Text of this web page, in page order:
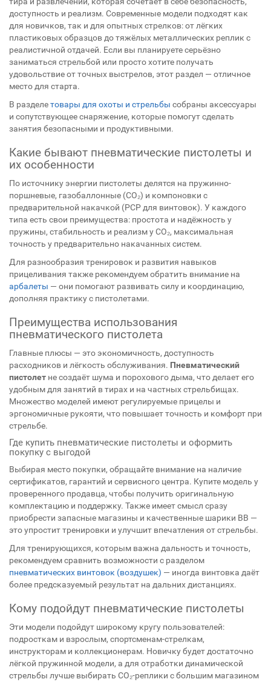
доступность и реализм. Современные модели подходят как
для новичков, так и для опытных стрелков: от лёгких
пластиковых образцов до тяжёлых металлических реплик с
реалистичной отдачей. Если вы планируете серьёзно
заниматься стрельбой или просто хотите получать
удовольствие от точных выстрелов, этот раздел — отличное
место для старта.
В разделетовары для охоты и стрельбы собраны аксессуары
и сопутствующее снаряжение, которые помогут сделать
занятия безопасными и продуктивными.
Какие бывают пневматические пистолеты и
их особенности
По источнику энергии пистолеты делятся на пружинно-
поршневые, газобаллонные (CO₂) и компоновки с
предварительной накачкой (PCP для винтовок). У каждого
типа есть свои преимущества: простота и надёжность у
пружины, стабильность и реализм у CO₂, максимальная
точность у предварительно накачанных систем.
Для разнообразия тренировок и развития навыков
прицеливания также рекомендуем обратить внимание на
арбалеты — они помогают развивать силу и координацию,
дополняя практику с пистолетами.
Преимущества использования
пневматического пистолета
Главные плюсы — это экономичность, доступность
расходников и лёгкость обслуживания. Пневматический
пистолет не создаёт шума и порохового дыма, что делает его
удобным для занятий в тирах и на частных стрельбищах.
Множество моделей имеют регулируемые прицелы и
эргономичные рукояти, что повышает точность и комфорт при
стрельбе.
Где купить пневматические пистолеты и оформить
покупку с выгодой
Выбирая место покупки, обращайте внимание на наличие
сертификатов, гарантий и сервисного центра. Купите модель у
проверенного продавца, чтобы получить оригинальную
комплектацию и поддержку. Также имеет смысл сразу
приобрести запасные магазины и качественные шарики BB —
это упростит тренировки и улучшит впечатления от стрельбы.
Для тренирующихся, которым важна дальность и точность,
рекомендуем сравнить возможности с разделом
пневматических винтовок (воздушек) — иногда винтовка даёт
более предсказуемый результат на дальних дистанциях.
Кому подойдут пневматические пистолеты
Эти модели подойдут широкому кругу пользователей:
подросткам и взрослым, спортсменам-стрелкам,
инструкторам и коллекционерам. Новичку будет достаточно
лёгкой пружинной модели, а для отработки динамической
стрельбы лучше выбирать CO₂-реплики с большим магазином